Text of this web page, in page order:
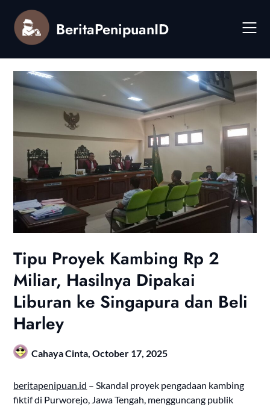
content
BeritaPenipuanID
Tipu Proyek Kambing Rp 2
Miliar, Hasilnya Dipakai
Liburan ke Singapura dan Beli
Harley
Cahaya Cinta,October 17, 2025
beritapenipuan.id – Skandal proyek pengadaan kambing
fiktif di Purworejo, Jawa Tengah, mengguncang publik